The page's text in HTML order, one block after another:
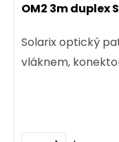
OM2 3m duplex
Solarix optický
vláknem,